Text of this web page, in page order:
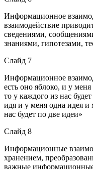
Информационное
взаимодействие
сведениями,
знаниями, гипотезами,
Слайд 7
Информационное
есть оно яблоко, и у
то у каждого из нас
идя и у меня одна идея
нас будет по две идеи»
Слайд 8
Информационные
хранением,
важные